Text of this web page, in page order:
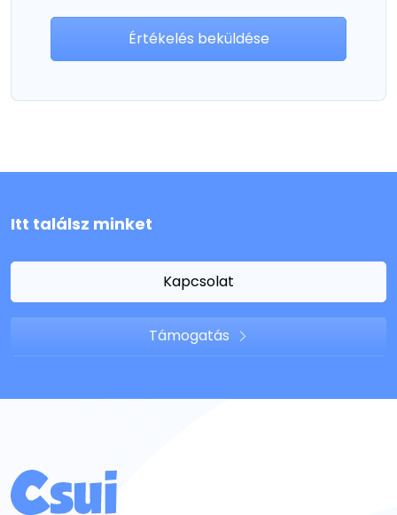
Értékelés beküldése
Itt találsz minket
Kapcsolat
Támogatás